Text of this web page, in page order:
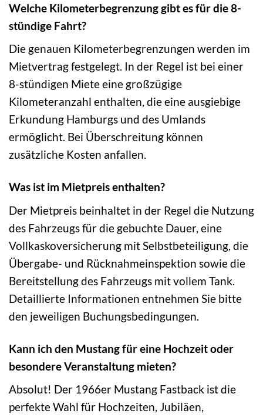
Welche Kilometerbegrenzung gibt es für die 8-
stündige Fahrt?
Die genauen Kilometerbegrenzungen werden im
Mietvertrag festgelegt. In der Regel ist bei einer
8-stündigen Miete eine großzügige
Kilometeranzahl enthalten, die eine ausgiebige
Erkundung Hamburgs und des Umlands
ermöglicht. Bei Überschreitung können
zusätzliche Kosten anfallen.
Was ist im Mietpreis enthalten?
Der Mietpreis beinhaltet in der Regel die Nutzung
des Fahrzeugs für die gebuchte Dauer, eine
Vollkaskoversicherung mit Selbstbeteiligung, die
Übergabe- und Rücknahmeinspektion sowie die
Bereitstellung des Fahrzeugs mit vollem Tank.
Detaillierte Informationen entnehmen Sie bitte
den jeweiligen Buchungsbedingungen.
Kann ich den Mustang für eine Hochzeit oder
besondere Veranstaltung mieten?
Absolut! Der 1966er Mustang Fastback ist die
perfekte Wahl für Hochzeiten, Jubiläen,